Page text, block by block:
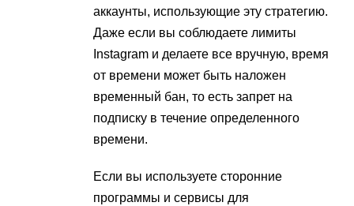
аккаунты, использующие эту стратегию.
Даже если вы соблюдаете лимиты
Instagram и делаете все вручную, время
от времени может быть наложен
временный бан, то есть запрет на
подписку в течение определенного
времени​.
Если вы используете сторонние
программы и сервисы для